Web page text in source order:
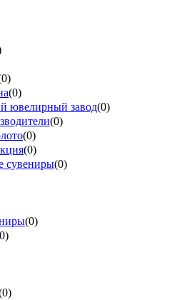
0)
(0)
ювелирный завод(0)
(0)
(0)
(0)
сувениры(0)
(0)
0)
0)